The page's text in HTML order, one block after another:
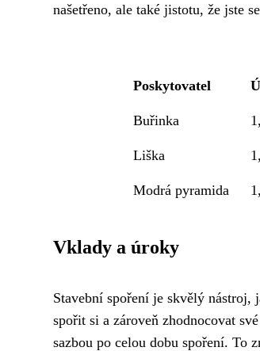
našetřeno, ale také jistotu, že jste
Poskytovatel
Buřinka
Liška
Modrá pyramida
Vklady a úroky
Stavební spoření je skvělý
spořit si a zároveň zhodnocovat
sazbou po celou dobu spoření. To